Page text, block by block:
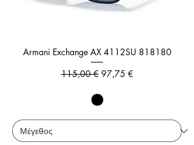
Armani Exchange AX 4112SU 818180
Κανονική τιμή
115,00 € Τιμή Έκπτωσης
97,75 €